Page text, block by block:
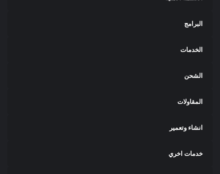
البرامج
الخدمات
الشحن
المقاولات
انشاء وتعمير
خدمات اخري